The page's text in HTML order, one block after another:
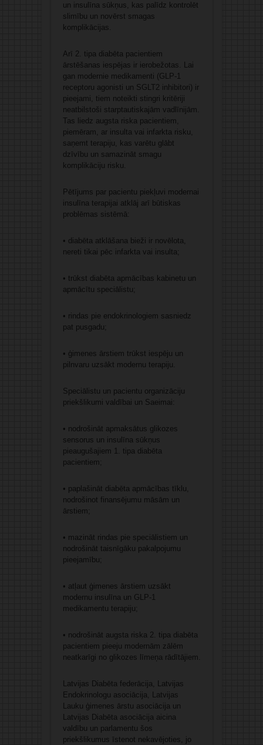
un insulīna sūkņus, kas palīdz kontrolēt
slimību un novērst smagas
komplikācijas.
Arī 2. tipa diabēta pacientiem
ārstēšanas iespējas ir ierobežotas. Lai
gan modernie medikamenti (GLP-1
receptoru agonisti un SGLT2 inhibitori) ir
pieejami, tiem noteikti stingri kritēriji
neatbilstoši starptautiskajām vadlīnijām.
Tas liedz augsta riska pacientiem,
piemēram, ar insulta vai infarkta risku,
saņemt terapiju, kas varētu glābt
dzīvību un samazināt smagu
komplikāciju risku.
Pētījums par pacientu piekļuvi modernai
insulīna terapijai atklāj arī būtiskas
problēmas sistēmā:
• diabēta atklāšana bieži ir novēlota,
nereti tikai pēc infarkta vai insulta;
• trūkst diabēta apmācības kabinetu un
apmācītu speciālistu;
• rindas pie endokrinologiem sasniedz
pat pusgadu;
• ģimenes ārstiem trūkst iespēju un
pilnvaru uzsākt modernu terapiju.
Speciālistu un pacientu organizāciju
priekšlikumi valdībai un Saeimai:
• nodrošināt apmaksātus glikozes
sensorus un insulīna sūkņus
pieaugušajiem 1. tipa diabēta
pacientiem;
• paplašināt diabēta apmācības tīklu,
nodrošinot finansējumu māsām un
ārstiem;
• mazināt rindas pie speciālistiem un
nodrošināt taisnīgāku pakalpojumu
pieejamību;
• atļaut ģimenes ārstiem uzsākt
modernu insulīna un GLP-1
medikamentu terapiju;
• nodrošināt augsta riska 2. tipa diabēta
pacientiem pieeju modernām zālēm
neatkarīgi no glikozes līmeņa rādītājiem.
Latvijas Diabēta federācija, Latvijas
Endokrinologu asociācija, Latvijas
Lauku ģimenes ārstu asociācija un
Latvijas Diabēta asociācija aicina
valdību un parlamentu šos
priekšlikumus īstenot nekavējoties, jo